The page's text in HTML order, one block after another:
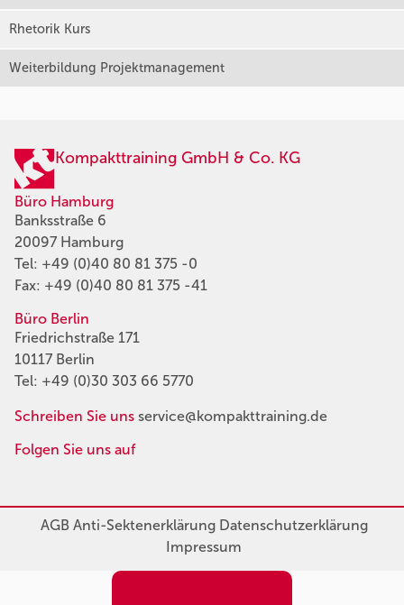
Rhetorik Kurs
Weiterbildung Projektmanagement
Kompakttraining GmbH & Co. KG
Büro Hamburg
Banksstraße 6
20097 Hamburg
Tel: +49 (0)40 80 81 375 -0
Fax: +49 (0)40 80 81 375 -41
Büro Berlin
Friedrichstraße 171
10117 Berlin
Tel: +49 (0)30 303 66 5770
Schreiben Sie uns service@kompakttraining.de
Folgen Sie uns auf
AGBAnti-SektenerklärungDatenschutzerklärung
Impressum